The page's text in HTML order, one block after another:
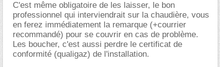
C'est même obligatoire de les laisser, le bon
professionnel qui interviendrait sur la chaudière, vous
en ferez immédiatement la remarque (+courrier
recommandé) pour se couvrir en cas de problème.
Les boucher, c'est aussi perdre le certificat de
conformité (qualigaz) de l'installation.